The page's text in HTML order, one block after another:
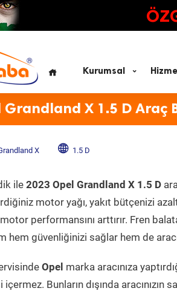
Kurumsal
X 1.5 D Araç
X 1.5 D
ile 2023 Opel Grandland X 1.5 D
motor yağı, yakıt bütçenizi
performansını arttırır. Fren
hem güvenliğinizi sağlar hem de
Opel marka aracınıza
Bunların dışında